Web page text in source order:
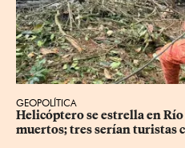
GEOPOLÍTICA
Helicóptero se estrella en
muertos; tres serían turistas